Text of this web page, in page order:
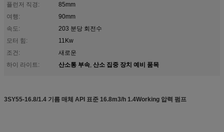
플런저 직경:
85mm
여행:
90mm
속도:
203 분당 회전수
모터 힘:
11Kw
조건:
새로운
하이 라이트:
산소통 부속, 산소 집중 장치 예비 품목
3SY55-16.8/1.4 기름 매체 API 표준 16.8m3/h 1.4Working 압력 펌프